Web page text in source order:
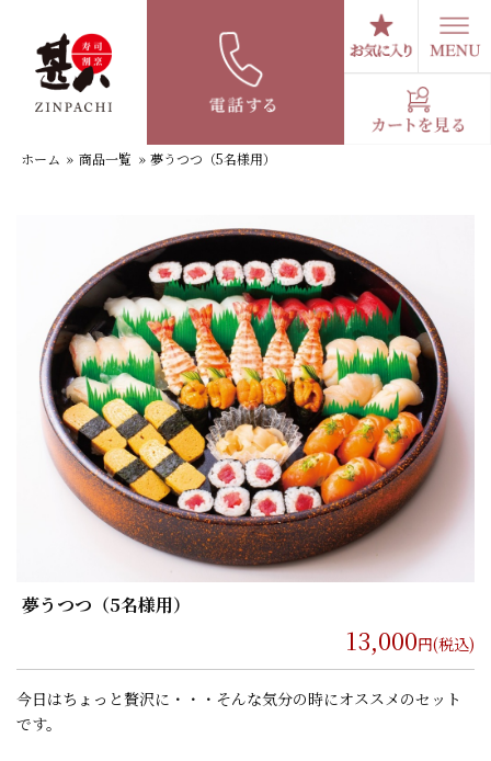
夢うつつ（5名様用）
ホーム » 商品一覧 » 夢うつつ（5名様用）
夢うつつ（5名様用）
13,000円(税込)
今日はちょっと贅沢に・・・そんな気分の時にオススメのセット
です。